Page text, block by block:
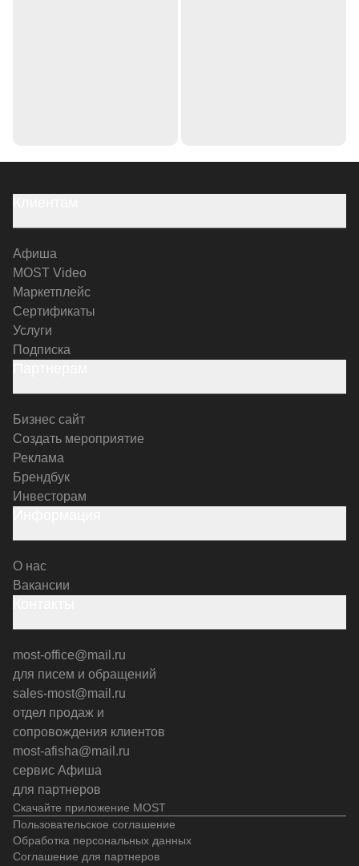
Скачайте приложение MOST
Афиша
MOST Video
Маркетплейс
Сертификаты
Услуги
Подписка
Бизнес сайт
Создать мероприятие
Реклама
Брендбук
Инвесторам
О нас
Вакансии
most-office@mail.ru
для писем и обращений
sales-most@mail.ru
отдел продаж и
сопровождения клиентов
most-afisha@mail.ru
сервис Афиша
для партнеров
Пользовательское соглашение
Обработка персональных данных
Соглашение для партнеров